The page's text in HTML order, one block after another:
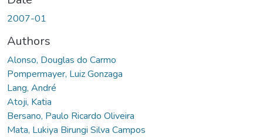
2007-01
Authors
Alonso, Douglas do Carmo
Pompermayer, Luiz Gonzaga
Lang, André
Atoji, Katia
Bersano, Paulo Ricardo Oliveira
Mata, Lukiya Birungi Silva Campos